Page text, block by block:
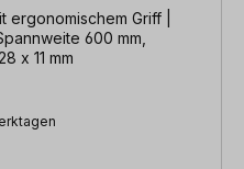
ergonomischem Griff |
600 mm,
x 11 mm